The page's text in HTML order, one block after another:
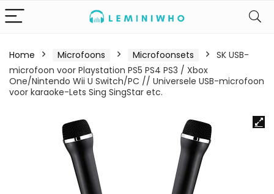
Home Microfoons Microfoonsets
SK USB-
microfoon voor Playstation PS5 PS4 PS3 / Xbox
One/Nintendo Wii U Switch/PC // Universele USB-microfoon
voor karaoke-Lets Sing SingStar etc.